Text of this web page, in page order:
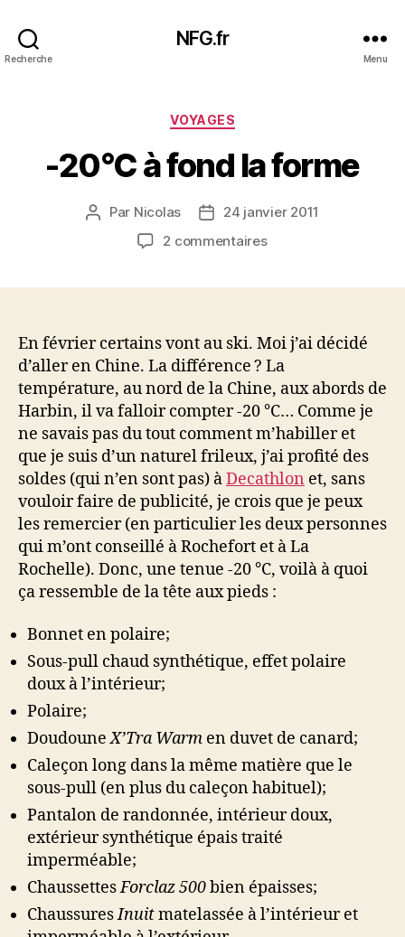
Recherche
NFG.fr
Menu
Catégories
VOYAGES
-20°C à fond la forme
Auteur
Par Nicolas
Date24 janvier 2011
2 commentairessur
forme
En février certains vont au ski. Moi j’ai décidé
d’aller en Chine. La différence ? La
température, au nord de la Chine, aux abords de
Harbin, il va falloir compter -20 °C… Comme je
ne savais pas du tout comment m’habiller et
que je suis d’un naturel frileux, j’ai profité des
soldes (qui n’en sont pas) àDecathlon et, sans
vouloir faire de publicité, je crois que je peux
les remercier (en particulier les deux personnes
qui m’ont conseillé à Rochefort et à La
Rochelle). Donc, une tenue -20 °C, voilà à quoi
ça ressemble de la tête aux pieds :
Bonnet en polaire;
Sous-pull chaud synthétique, effet polaire
doux à l’intérieur;
Polaire;
DoudouneX’Tra Warm en duvet de canard;
Caleçon long dans la même matière que le
sous-pull (en plus du caleçon habituel);
Pantalon de randonnée, intérieur doux,
extérieur synthétique épais traité
imperméable;
ChaussettesForclaz 500bien épaisses;
ChaussuresInuitmatelassée à l’intérieur et